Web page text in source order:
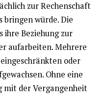
zur Rechenschaft
bringen würde. Die
ihre Beziehung zur
aufarbeiten. Mehrere
oder
Ohne eine
mit der Vergangenheit